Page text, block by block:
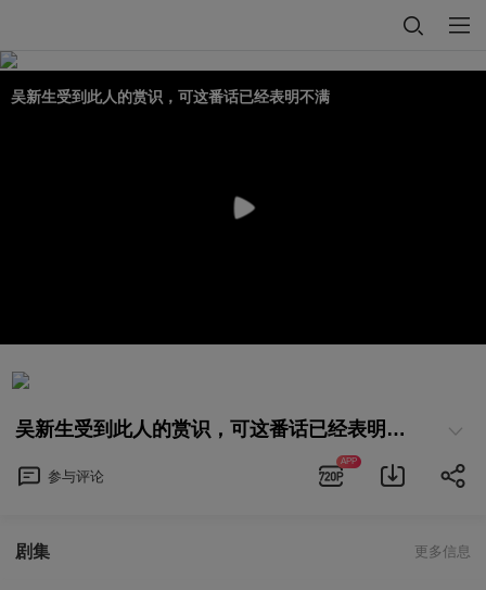
吴新生受到此人的赏识，可这番话已经表明不满
吴新生受到此人的赏识，可这番话已经表明不满
参与评论
APP
剧集 更多信息